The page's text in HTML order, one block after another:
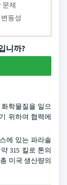
문제
동성
니까?
화학물질을 일으
위하여 협력에
에 있는 파라솔
315 킬로 톤의
미국 생산량의